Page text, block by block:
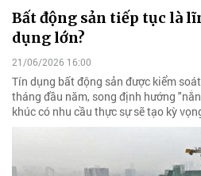
Bất động sản tiếp tục là
dụng lớn?
21/06/2026 16:00
Tín dụng bất động sản được kiểm
tháng đầu năm, song định hướng
khúc có nhu cầu thực sự sẽ tạo kỳ